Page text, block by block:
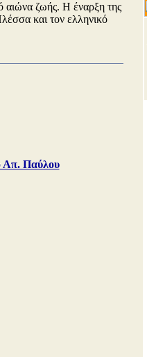
αιώνα ζωής. Η έναρξη της
και τον ελληνικό
Απ. Παύλου